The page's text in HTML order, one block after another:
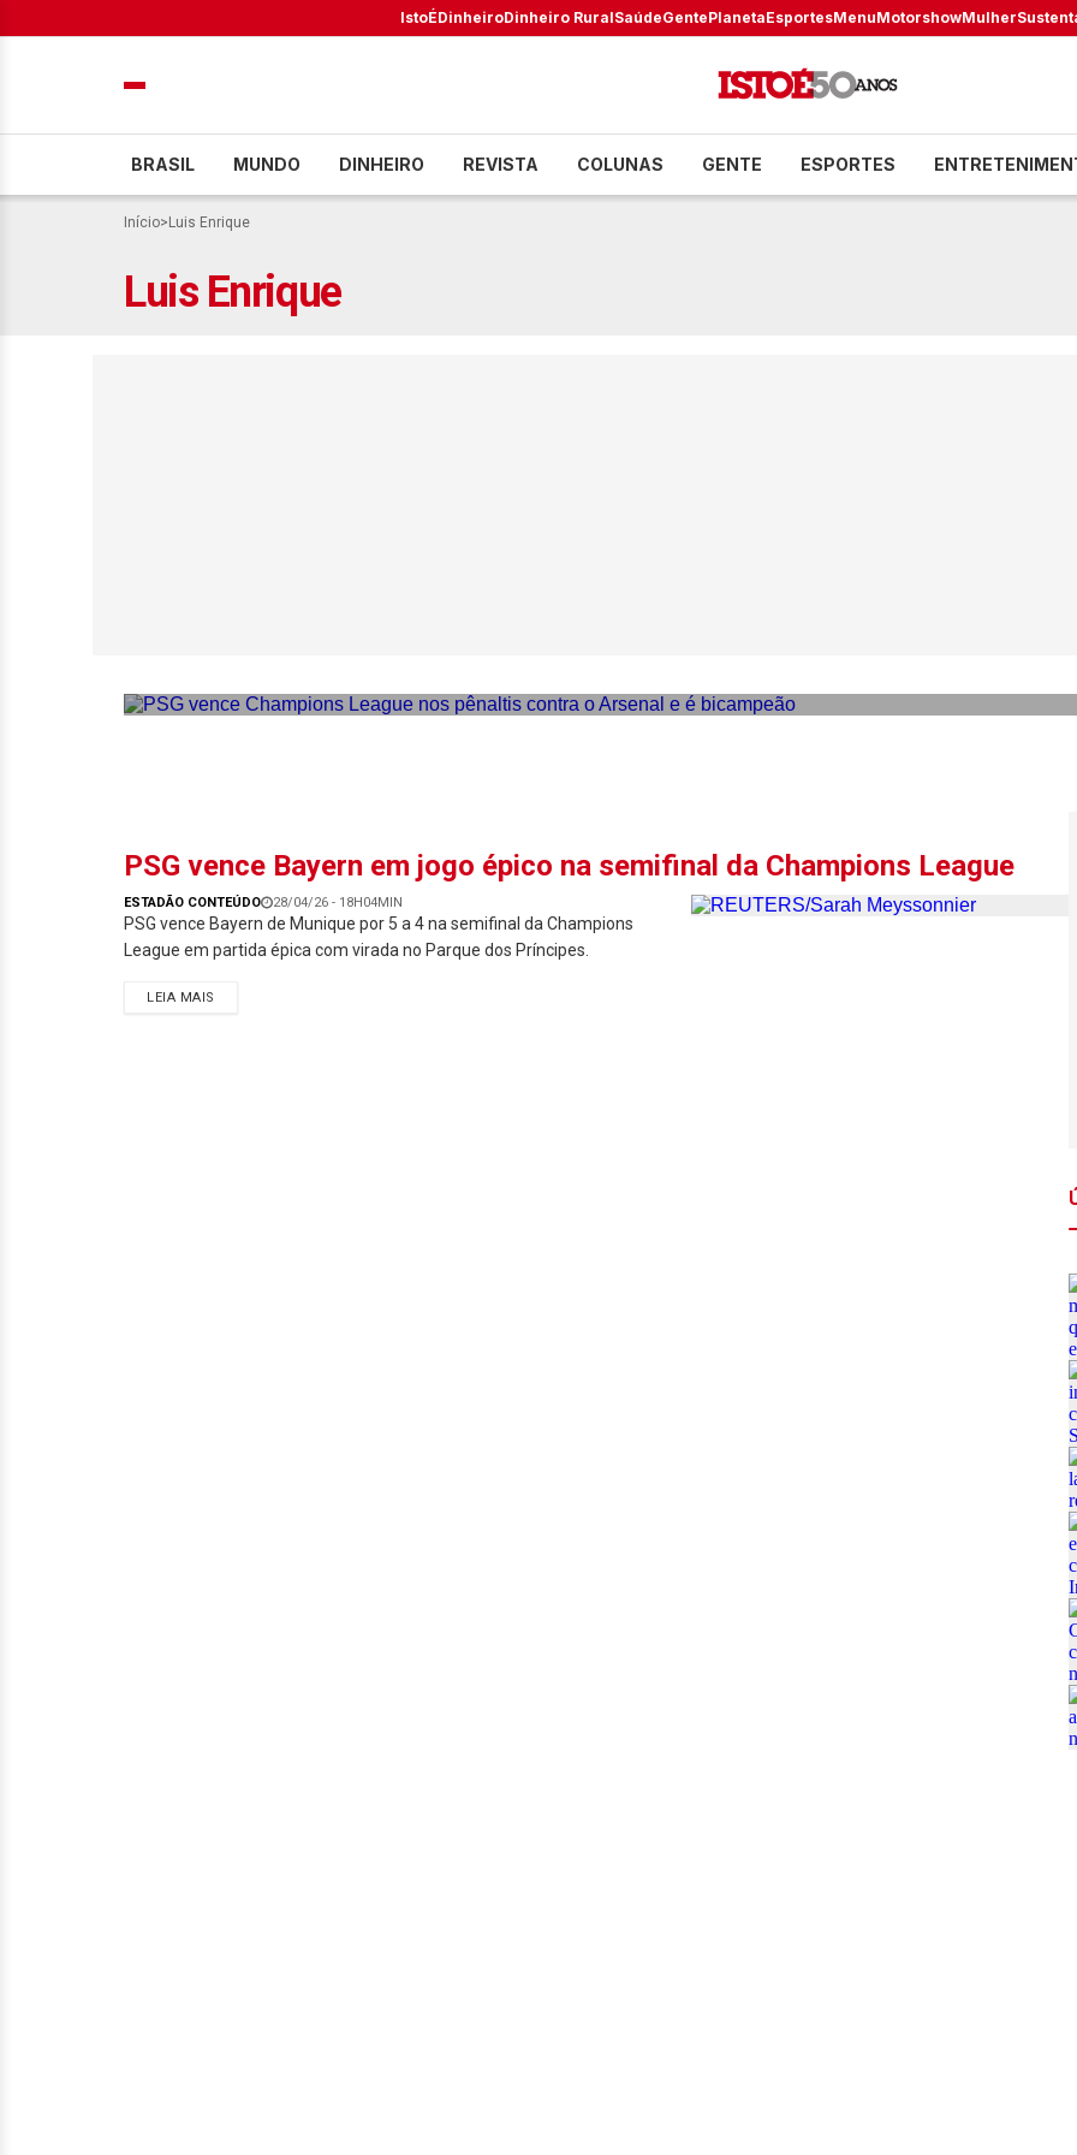
IstoÉDinheiroDinheiro RuralSaúdeGentePlanetaEsportesMenuMotorshowMulher
BRASIL MUNDO DINHEIRO REVISTA COLUNAS GENTE ESPORTES
Início> Luis Enrique
Luis Enrique
PSG vence Bayern em jogo épico na semifinal da Champions League
ESTADÃO CONTEÚDO 28/04/26 - 18H04MIN
PSG vence Bayern de Munique por 5 a 4 na semifinal da Champions
League em partida épica com virada no Parque dos Príncipes.
LEIA MAIS